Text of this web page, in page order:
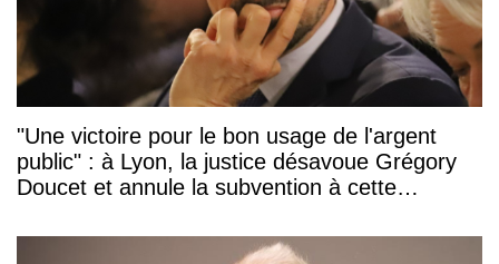
"Une victoire pour le bon usage de l'argent
public" : à Lyon, la justice désavoue Grégory
Doucet et annule la subvention à cette